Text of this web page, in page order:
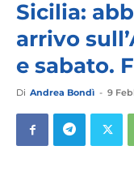
Sicilia:
arrivo
e sabato.
Di Andrea Bondì - 9